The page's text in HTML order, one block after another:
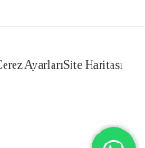
AyarlarıSite Haritası